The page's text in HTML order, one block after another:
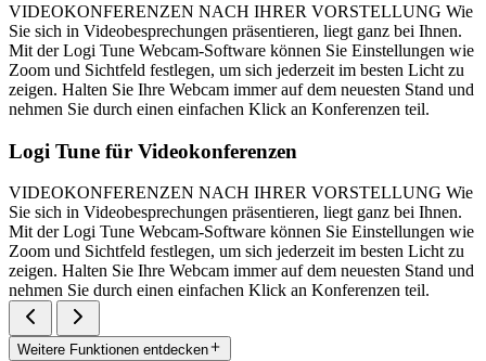
VIDEOKONFERENZEN NACH IHRER VORSTELLUNG Wie
Sie sich in Videobesprechungen präsentieren, liegt ganz bei Ihnen.
Mit der Logi Tune Webcam-Software können Sie Einstellungen wie
Zoom und Sichtfeld festlegen, um sich jederzeit im besten Licht zu
zeigen. Halten Sie Ihre Webcam immer auf dem neuesten Stand und
nehmen Sie durch einen einfachen Klick an Konferenzen teil.
Logi Tune für Videokonferenzen
VIDEOKONFERENZEN NACH IHRER VORSTELLUNG Wie
Sie sich in Videobesprechungen präsentieren, liegt ganz bei Ihnen.
Mit der Logi Tune Webcam-Software können Sie Einstellungen wie
Zoom und Sichtfeld festlegen, um sich jederzeit im besten Licht zu
zeigen. Halten Sie Ihre Webcam immer auf dem neuesten Stand und
nehmen Sie durch einen einfachen Klick an Konferenzen teil.
Weitere Funktionen entdecken